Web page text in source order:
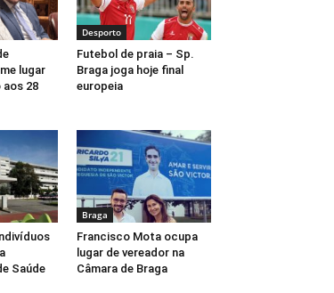
lugar
aos 28
Desporto
Futebol de praia – Sp.
Braga joga hoje final
europeia
Saúde
Braga
Francisco Mota ocupa
lugar de vereador na
Câmara de Braga